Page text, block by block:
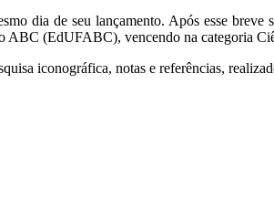
dia de seu lançamento. Após esse breve
ABC (EdUFABC), vencendo na categoria
iconográfica, notas e referências,